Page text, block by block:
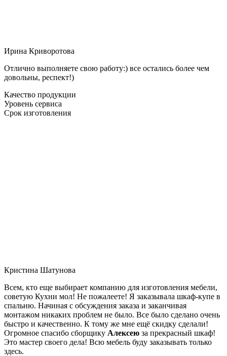
Ирина Криворотова
Отлично выполняете свою работу:) все остались более чем
довольны, респект!)
Качество продукции
Уровень сервиса
Срок изготовления
Кристина Шатунова
Всем, кто еще выбирает компанию для изготовления мебели,
советую Кухни мол! Не пожалеете! Я заказывала шкаф-купе в
спальню. Начиная с обсуждения заказа и заканчивая
монтажом никаких проблем не было. Все было сделано очень
быстро и качественно. К тому же мне ещё скидку сделали!
Огромное спасибо сборщику Алексею за прекрасный шкаф!
Это мастер своего дела! Всю мебель буду заказывать только
здесь.